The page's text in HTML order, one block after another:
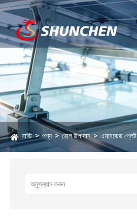
বাড়ি পণ্য রোল উপাদান এমবেডেড প্লেট